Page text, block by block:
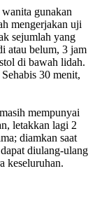
gunakan
mengerjakan uji
sejumlah yang
atau belum, 3 jam
di bawah lidah.
30 menit,
mempunyai
letakkan lagi 2
diamkan saat
diulang-ulang
keseluruhan.